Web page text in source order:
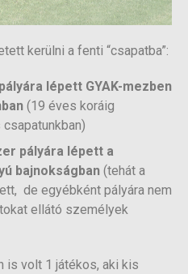
kerülni a fenti “csapatba”:
lépett GYAK-mezben
(19 éves koráig
pályára lépett a
bajnokságban (tehát a
de egyébként pályára nem
ellátó személyek
is volt 1 játékos, aki kis